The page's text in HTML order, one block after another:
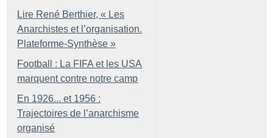
Lire René Berthier, « Les
Anarchistes et l’organisation.
Plateforme-Synthèse »
Football : La FIFA et les USA
marquent contre notre camp
En 1926... et 1956 :
Trajectoires de l’anarchisme
organisé